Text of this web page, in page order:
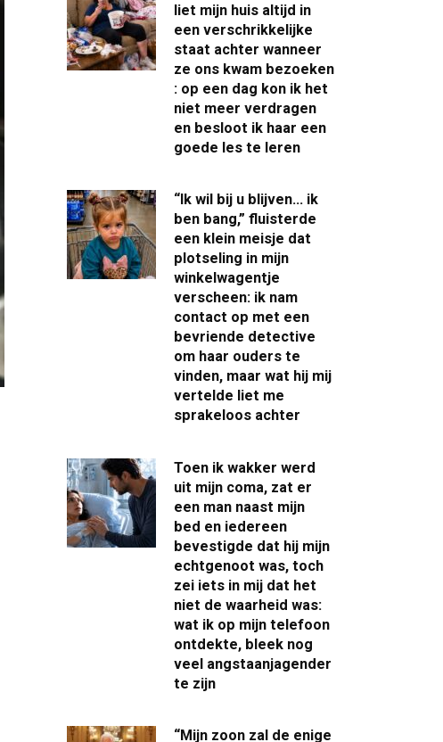
liet mijn huis altijd in
een verschrikkelijke
staat achter wanneer
ze ons kwam bezoeken
: op een dag kon ik het
niet meer verdragen
en besloot ik haar een
goede les te leren
“Ik wil bij u blijven… ik
ben bang,” fluisterde
een klein meisje dat
plotseling in mijn
winkelwagentje
verscheen: ik nam
contact op met een
bevriende detective
om haar ouders te
vinden, maar wat hij mij
vertelde liet me
sprakeloos achter
Toen ik wakker werd
uit mijn coma, zat er
een man naast mijn
bed en iedereen
bevestigde dat hij mijn
echtgenoot was, toch
zei iets in mij dat het
niet de waarheid was:
wat ik op mijn telefoon
ontdekte, bleek nog
veel angstaanjagender
te zijn
“Mijn zoon zal de enige